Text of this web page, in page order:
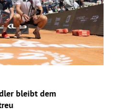
bleibt dem